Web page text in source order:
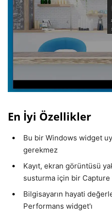
En İyi Özellikler
Bu bir Windows widget
gerekmez
Kayıt, ekran görüntüsü
susturma için bir Capture
Bilgisayarın hayati
Performans widget'ı